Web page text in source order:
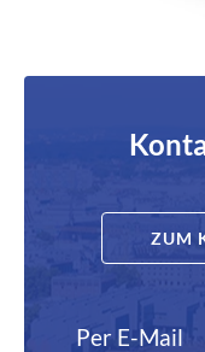
ZUM
Per E-Mail